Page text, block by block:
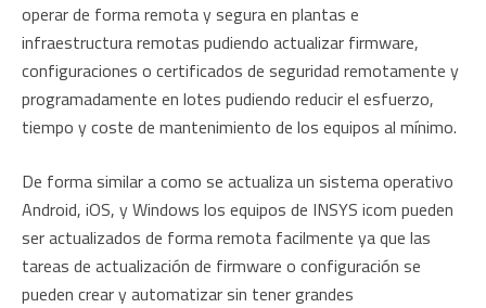
operar de forma remota y segura en plantas e
infraestructura remotas pudiendo actualizar firmware,
configuraciones o certificados de seguridad remotamente y
programadamente en lotes pudiendo reducir el esfuerzo,
tiempo y coste de mantenimiento de los equipos al mínimo.
De forma similar a como se actualiza un sistema operativo
Android, iOS, y Windows los equipos de INSYS icom pueden
ser actualizados de forma remota facilmente ya que las
tareas de actualización de firmware o configuración se
pueden crear y automatizar sin tener grandes